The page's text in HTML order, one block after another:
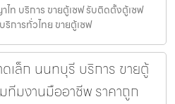
ไท บริการ ขายตู้เซฟ รับติดตั้งตู้เซฟ
การทั่วไทย ขายตู้เซฟ
เล็ก นนทบุรี บริการ ขายตู้
ทีมงานมืออาชีพ ราคาถูก